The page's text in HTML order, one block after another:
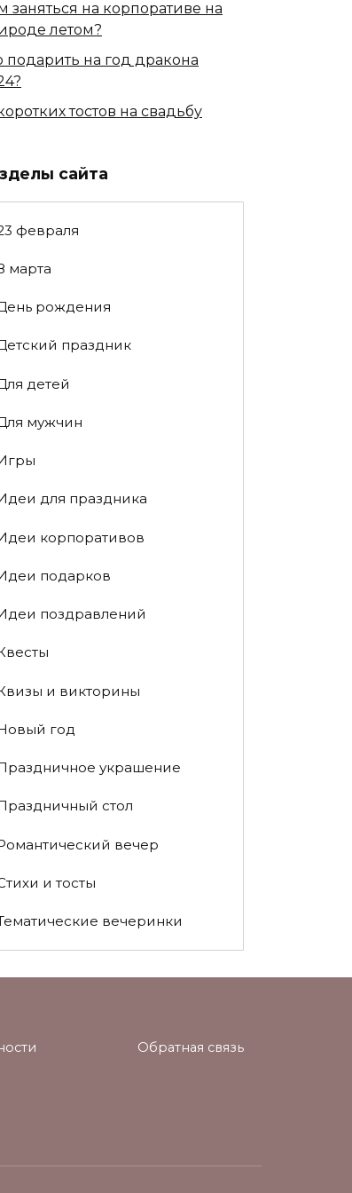
заняться на корпоративе на
летом?
подарить на год дракона
тостов на свадьбу
сайта
февраля
марта
рождения
праздник
детей
мужчин
для праздника
корпоративов
подарков
поздравлений
и викторины
год
украшение
стол
вечер
и тосты
вечеринки
Обратная связь